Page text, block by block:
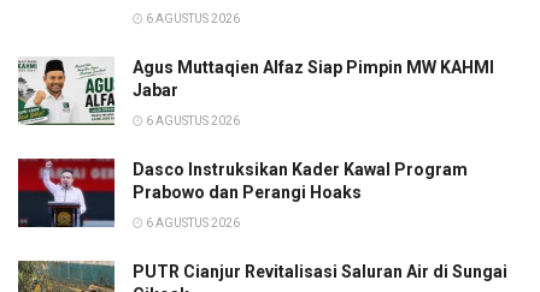
6 AGUSTUS 2026
Agus Muttaqien Alfaz Siap Pimpin MW KAHMI
Jabar
6 AGUSTUS 2026
Dasco Instruksikan Kader Kawal Program
Prabowo dan Perangi Hoaks
6 AGUSTUS 2026
PUTR Cianjur Revitalisasi Saluran Air di Sungai